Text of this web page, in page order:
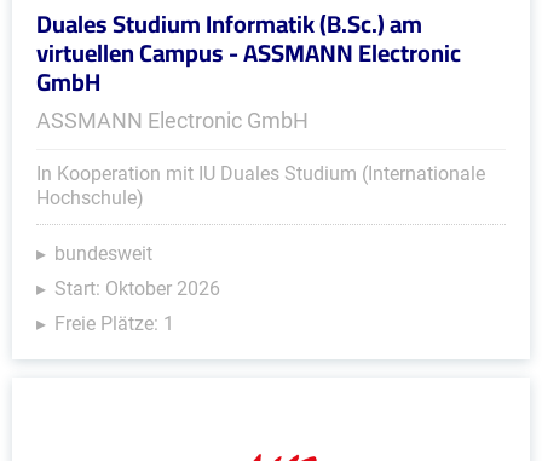
Duales Studium Informatik (B.Sc.) am
virtuellen Campus - ASSMANN Electronic
GmbH
ASSMANN Electronic GmbH
In Kooperation mit IU Duales Studium (Internationale
Hochschule)
bundesweit
Start: Oktober 2026
Freie Plätze: 1